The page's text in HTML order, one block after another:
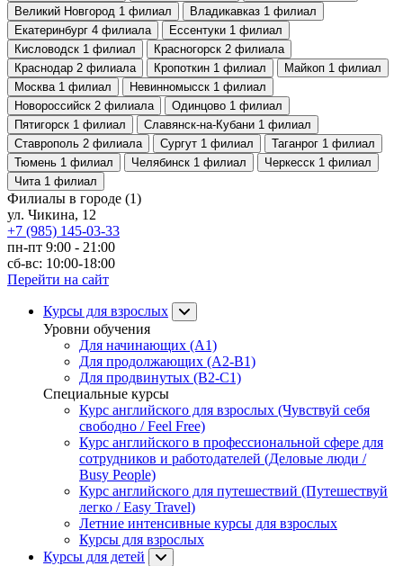
Великий Новгород 1 филиал Владикавказ 1 филиал
Екатеринбург 4 филиала Ессентуки 1 филиал
Кисловодск 1 филиал Красногорск 2 филиала
Краснодар 2 филиала Кропоткин 1 филиал Майкоп 1 филиал
Москва 1 филиал Невинномысск 1 филиал
Новороссийск 2 филиала Одинцово 1 филиал
Пятигорск 1 филиал Славянск-на-Кубани 1 филиал
Ставрополь 2 филиала Сургут 1 филиал Таганрог 1 филиал
Тюмень 1 филиал Челябинск 1 филиал Черкесск 1 филиал
Чита 1 филиал
Филиалы в городе (1)
ул. Чикина, 12
+7 (985) 145-03-33
пн-пт 9:00 - 21:00
сб-вс: 10:00-18:00
Перейти на сайт
Курсы для взрослых
Уровни обучения
Для начинающих (A1)
Для продолжающих (A2-B1)
Для продвинутых (B2-C1)
Специальные курсы
Курс английского для взрослых (Чувствуй себя
свободно / Feel Free)
Курс английского в профессиональной сфере для
сотрудников и работодателей (Деловые люди /
Busy People)
Курс английского для путешествий (Путешествуй
легко / Easy Travel)
Летние интенсивные курсы для взрослых
Курсы для взрослых
Курсы для детей